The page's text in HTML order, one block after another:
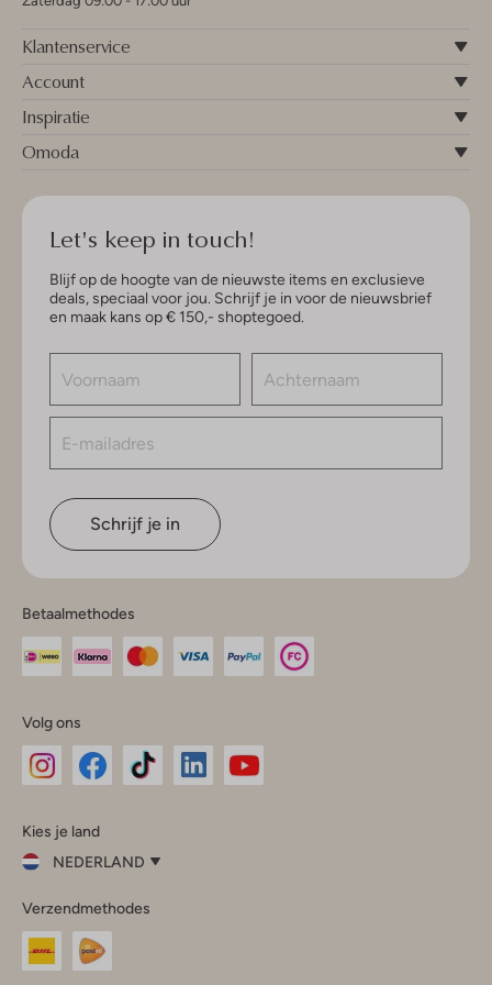
Klantenservice
Account
Inspiratie
Omoda
Let's keep in touch!
Blijf op de hoogte van de nieuwste items en exclusieve
deals, speciaal voor jou. Schrijf je in voor de nieuwsbrief
en maak kans op € 150,- shoptegoed.
Schrijf je in
Betaalmethodes
Volg ons
InstagramFacebook
Kies je land
NEDERLAND
je
land
Nederland
Verzendmethodes